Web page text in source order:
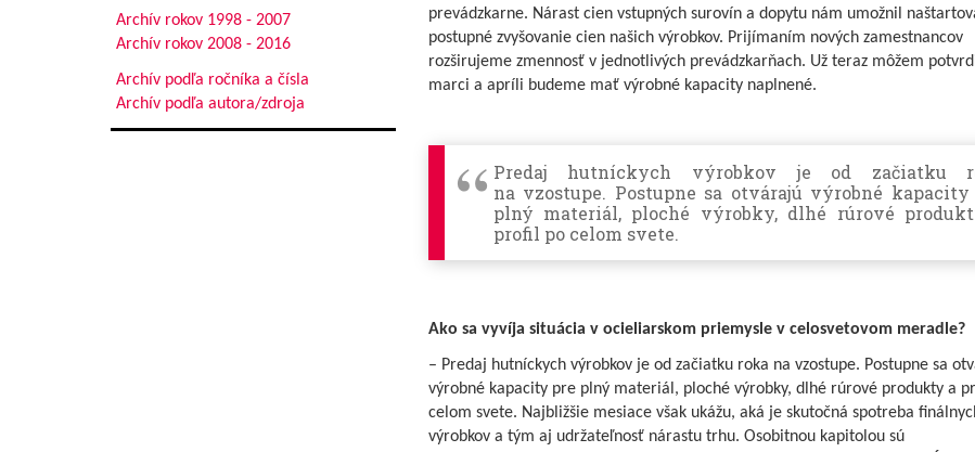
Archív rokov 1998 - 2007
Archív rokov 2008 - 2016
Archív podľa ročníka a čísla
Archív podľa autora/zdroja
prevádzkarne. Nárast cien vstupných surovín a dopytu nám umožnil
postupné zvyšovanie cien našich výrobkov. Prijímaním nových zamestnancov
rozširujeme zmennosť v jednotlivých prevádzkarňach. Už teraz môžem
marci a apríli budeme mať výrobné kapacity naplnené.
Predaj hutníckych výrobkov je od začiatku
na vzostupe. Postupne sa otvárajú výrobné kapacity
plný materiál, ploché výrobky, dlhé rúrové
profil po celom svete.
Ako sa vyvíja situácia v ocieliarskom priemysle v celosvetovom meradle?
– Predaj hutníckych výrobkov je od začiatku roka na vzostupe. Postupne sa
výrobné kapacity pre plný materiál, ploché výrobky, dlhé rúrové produkty a
celom svete. Najbližšie mesiace však ukážu, aká je skutočná spotreba
výrobkov a tým aj udržateľnosť nárastu trhu. Osobitnou kapitolou sú